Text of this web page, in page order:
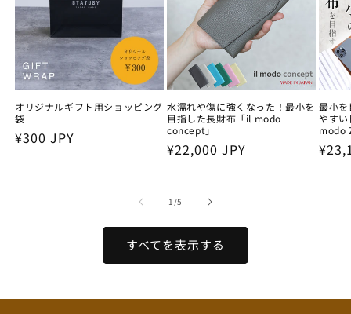
オリジナルギフト用ショッピング
袋
通
¥300 JPY
水濡れや傷に強くなった！最小を
目指した長財布「il modo
concept」
通
格
¥22,000 JPY
最小
やす
modo
通
1/の
5
すべてを表示する